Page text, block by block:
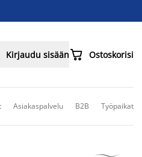
Kirjaudu sisään Ostoskorisi
Asiakaspalvelu B2B Työpaikat